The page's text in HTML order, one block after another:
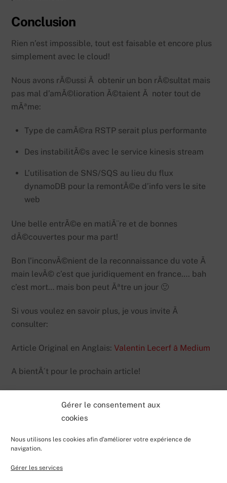
Gérer le consentement aux
cookies
Nous utilisons les cookies afin d'améliorer votre expérience de
navigation.
Gérer les services
Conclusion
Rien n’est impossible, tout est faisable et encore plus
simplement avec le cloud!
Nous avons rÃ©ussi Ã obtenir un bon rÃ©sultat mais
pas mal d’amÃ©lioration Ã©taient Ã noter tout de
mÃªme:
Type de camÃ©ra RSTP serait plus performante
Des instabilitÃ©s avec le service kinesis stream
L’utilisation de SNS/SQS au lieu du flux
dynamoDB pour la remontÃ©e d’info vers le site
web
Une belle entrÃ©e en matiÃ¨re et de bonnes
dÃ©couvertes pour ma part!
Bon l’inconvÃ©nient de la reconnaissance du vote Ã
main levÃ© c’est que juridiquement en france…. bah
c’est mort… mais bon peut Ãªtre un jour 🙂
Si vous voulez en savoir plus, je vous invite Ã
consulter:
Article Original en Anglais: Valentin Lecerf â Medium
A bientÃ´t pour le prochain article!